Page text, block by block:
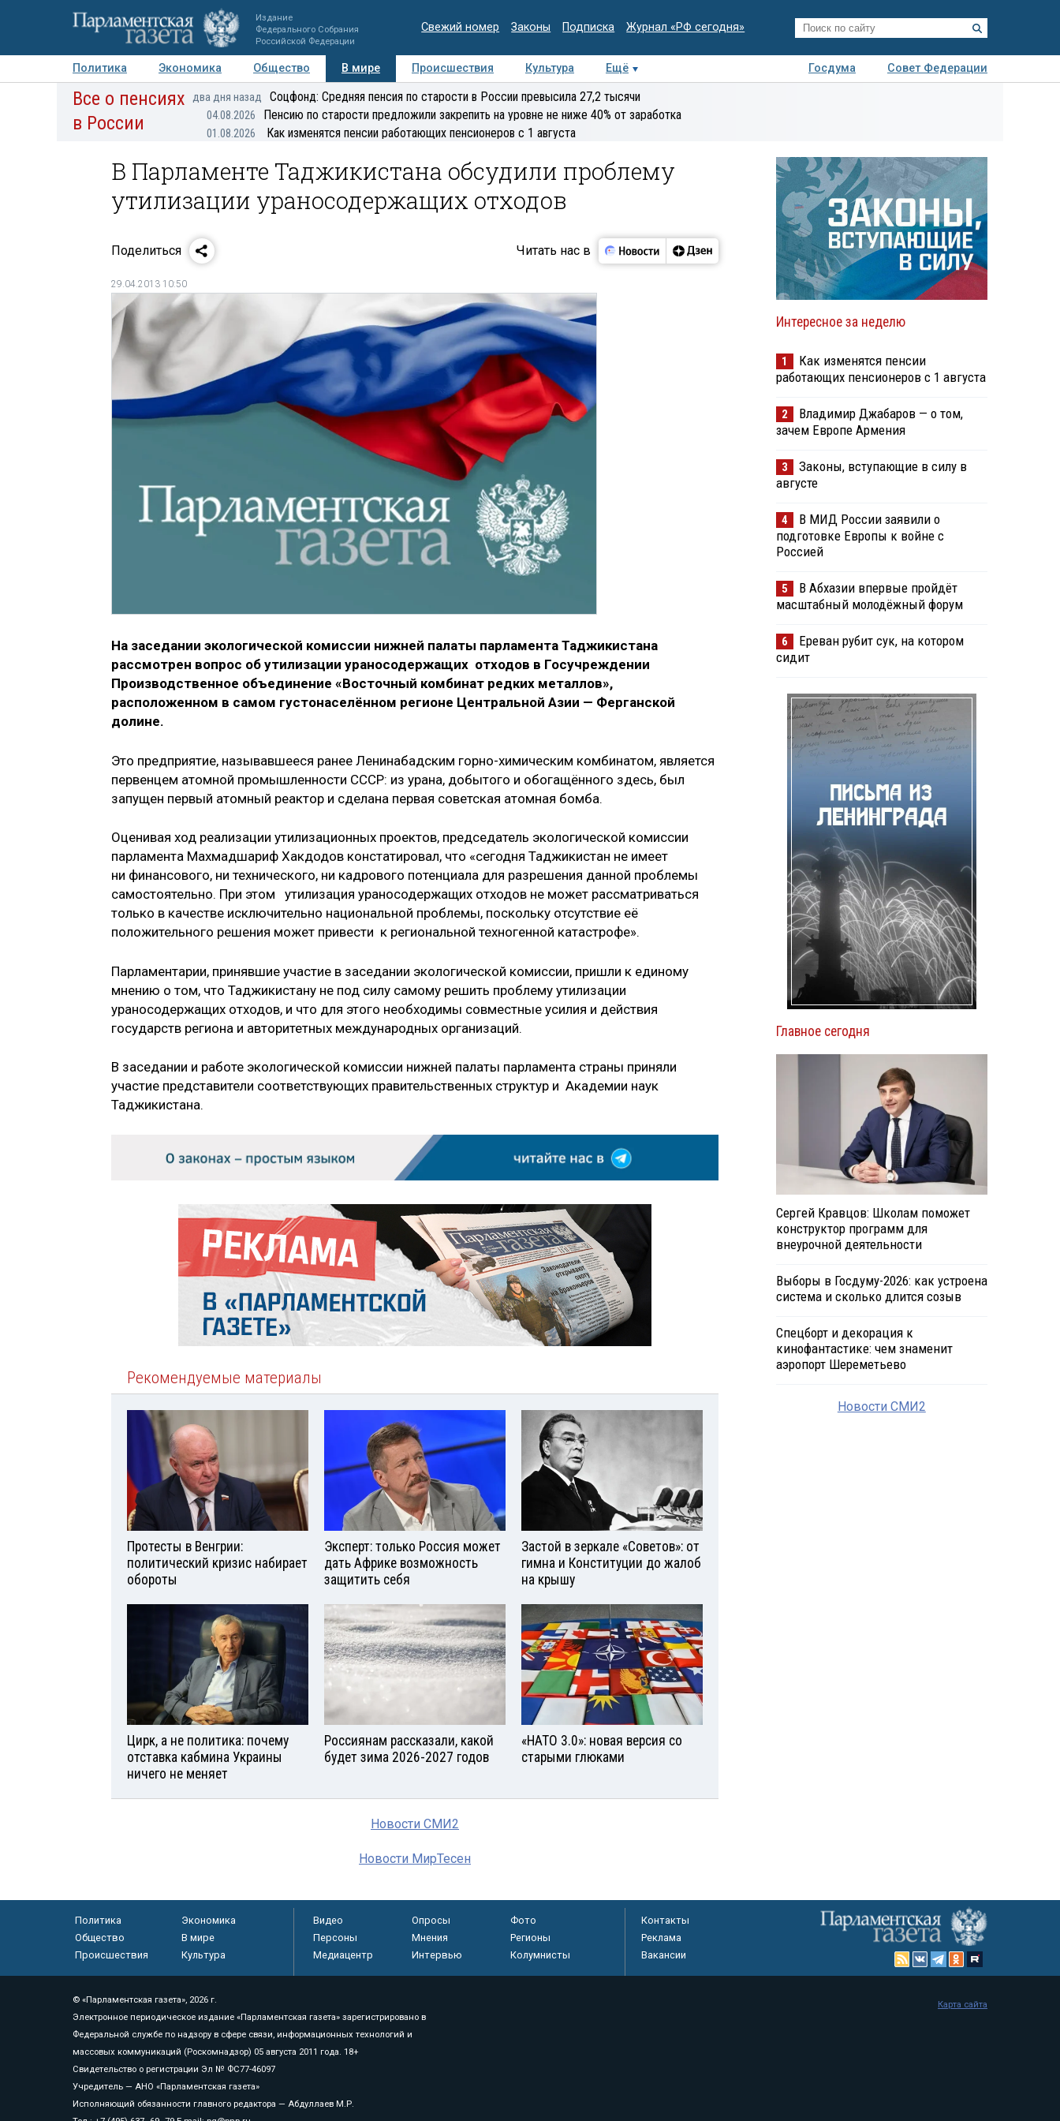
Издание
Федерального Собрания
Российской Федерации
Свежий номер Законы Подписка Журнал «РФ сегодня»
Политика Экономика Общество В мире Происшествия Культура Ещё Госдума
Совет Федерации
Авторы Персоны Мнения Регионы Медиацентр Интервью Колумнисты
Все о пенсиях
в России
два дня назад Соцфонд: Средняя пенсия по старости в России превысила 27,2 тысячи
04.08.2026 Пенсию по старости предложили закрепить на уровне не ниже 40% от заработка
01.08.2026 Как изменятся пенсии работающих пенсионеров с 1 августа
В Парламенте Таджикистана обсудили проблему
утилизации ураносодержащих отходов
Поделиться Читать нас в
29.04.2013 10:50
На заседании экологической комиссии нижней палаты парламента Таджикистана
рассмотрен вопрос об утилизации ураносодержащих отходов в Госучреждении
Производственное объединение «Восточный комбинат редких металлов»,
расположенном в самом густонаселённом регионе Центральной Азии — Ферганской
долине.
Это предприятие, называвшееся ранее Ленинабадским горно-химическим комбинатом, является
первенцем атомной промышленности СССР: из урана, добытого и обогащённого здесь, был
запущен первый атомный реактор и сделана первая советская атомная бомба.
Оценивая ход реализации утилизационных проектов, председатель экологической комиссии
парламента Махмадшариф Хакдодов констатировал, что «сегодня Таджикистан не имеет
ни финансового, ни технического, ни кадрового потенциала для разрешения данной проблемы
самостоятельно. При этом утилизация ураносодержащих отходов не может рассматриваться
только в качестве исключительно национальной проблемы, поскольку отсутствие её
положительного решения может привести к региональной техногенной катастрофе».
Парламентарии, принявшие участие в заседании экологической комиссии, пришли к единому
мнению о том, что Таджикистану не под силу самому решить проблему утилизации
ураносодержащих отходов, и что для этого необходимы совместные усилия и действия
государств региона и авторитетных международных организаций.
В заседании и работе экологической комиссии нижней палаты парламента страны приняли
участие представители соответствующих правительственных структур и Академии наук
Таджикистана.
Рекомендуемые материалы
Протесты в Венгрии:
политический кризис набирает
обороты
Эксперт: только Россия может
дать Африке возможность
защитить себя
Застой в зеркале «Советов»: от
гимна и Конституции до жалоб
на крышу
Цирк, а не политика: почему
отставка кабмина Украины
ничего не меняет
Россиянам рассказали, какой
будет зима 2026-2027 годов
«НАТО 3.0»: новая версия со
старыми глюками
Новости СМИ2
Новости МирТесен
Интересное за неделю
1
Как изменятся пенсии
работающих пенсионеров с 1 августа
2
Владимир Джабаров — о том,
зачем Европе Армения
3
Законы, вступающие в силу в
августе
4
В МИД России заявили о
подготовке Европы к войне с
Россией
5
В Абхазии впервые пройдёт
масштабный молодёжный форум
6
Ереван рубит сук, на котором
сидит
Главное сегодня
Сергей Кравцов: Школам поможет
конструктор программ для
внеурочной деятельности
Выборы в Госдуму-2026: как устроена
система и сколько длится созыв
Спецборт и декорация к
кинофантастике: чем знаменит
аэропорт Шереметьево
Новости СМИ2
Политика
Экономика
Общество
В мире
Происшествия
Культура
Видео Опросы
Фото
Персоны
Мнения
Регионы
Медиацентр
Интервью Колумнисты
Контакты
Реклама
Вакансии
© «Парламентская газета», 2026 г.
Электронное периодическое издание «Парламентская газета» зарегистрировано в
Федеральной службе по надзору в сфере связи, информационных технологий и
массовых коммуникаций (Роскомнадзор) 05 августа 2011 года. 18+
Свидетельство о регистрации Эл № ФС77-46097
Учредитель — АНО «Парламентская газета»
Исполняющий обязанности главного редактора — Абдуллаев М.Р.
Карта сайта